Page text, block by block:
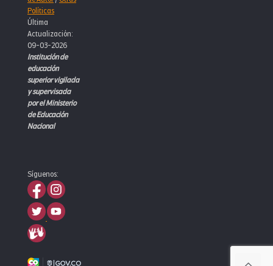
Políticas
Última
Actualización:
09-03-2026
Institución de
educación
superior vigilada
y supervisada
por el Ministerio
de Educación
Nacional
Síguenos: